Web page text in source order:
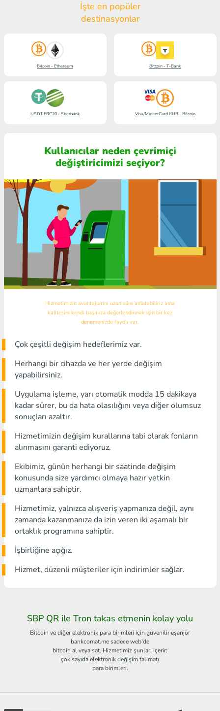
İşte en popüler
destinasyonlar
Bitcoin - Ethereum Bitcoin - T-Bank
USDT ERC20 - Sberbank Visa/MasterCard RUB - Bitcoin
Kullanıcılar neden çevrimiçi
değiştiricimizi seçiyor?
Hizmetimizin avantajlarını uzun süre anlatabiliriz ama
kalitesini kendi başınıza değerlendirmek için bir kez
denemenizde fayda var.
Çok çeşitli değişim hedeflerimiz var.
Herhangi bir cihazda ve her yerde değişim
yapabilirsiniz.
Uygulama işleme, yarı otomatik modda 15 dakikaya
kadar sürer, bu da hata olasılığını veya diğer olumsuz
sonuçları azaltır.
Hizmetimizin değişim kurallarına tabi olarak fonların
alınmasını garanti ediyoruz.
Ekibimiz, günün herhangi bir saatinde değişim
konusunda size yardımcı olmaya hazır yetkin
uzmanlara sahiptir.
Hizmetimiz, yalnızca alışveriş yapmanıza değil, aynı
zamanda kazanmanıza da izin veren iki aşamalı bir
ortaklık programına sahiptir.
İşbirliğine açığız.
Hizmet, düzenli müşteriler için indirimler sağlar.
SBP QR ile Tron takas etmenin kolay yolu
Bitcoin ve diğer elektronik para birimleri için güvenilir eşanjör
bankcomat.me sadece web'de
bitcoin al veya sat. Hizmetimiz şunları içerir:
çok sayıda elektronik değişim talimatı
para birimleri.